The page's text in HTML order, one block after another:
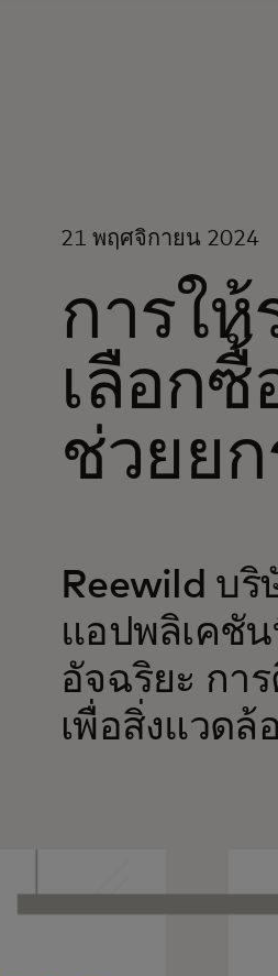
21 พฤศจิกายน 2024
การใ
เลือก
ช่วยย
Reewild บ
แอปพลิเคชั
อัจฉริยะ กา
เพื่อสิ่งแวดล้